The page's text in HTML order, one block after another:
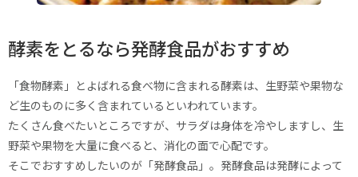
酵素をとるなら発酵食品がおすすめ
「食物酵素」とよばれる食べ物に含まれる酵素は、生野菜や果物な
ど生のものに多く含まれているといわれています。
たくさん食べたいところですが、サラダは身体を冷やしますし、生
野菜や果物を大量に食べると、消化の面で心配です。
そこでおすすめしたいのが「発酵食品」。発酵食品は発酵によって